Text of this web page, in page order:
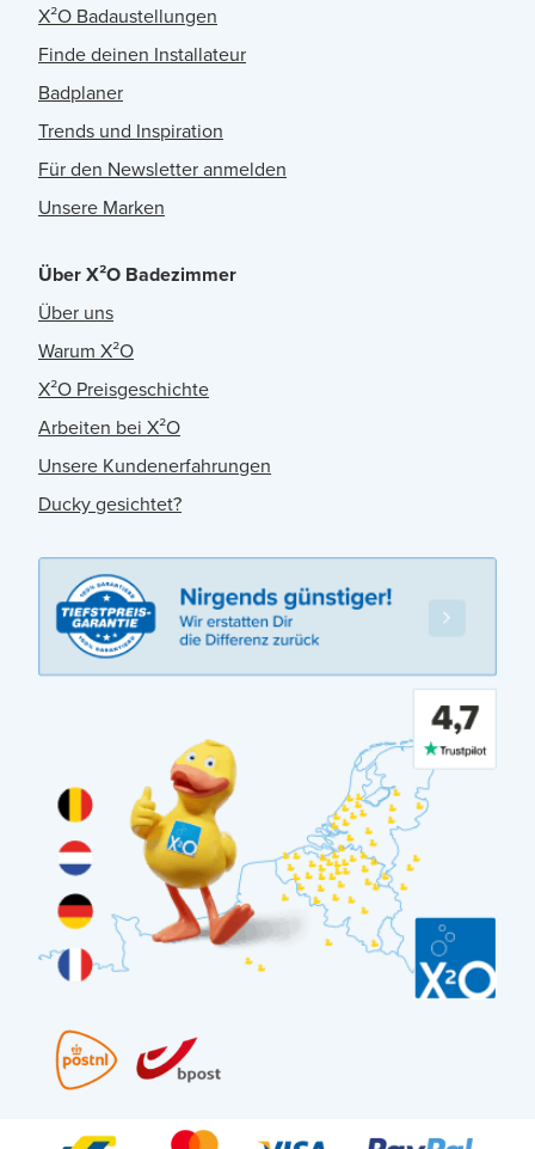
X²O Badaustellungen
Finde deinen Installateur
Badplaner
Trends und Inspiration
Für den Newsletter anmelden
Unsere Marken
Über X²O Badezimmer
Über uns
Warum X²O
X²O Preisgeschichte
Arbeiten bei X²O
Unsere Kundenerfahrungen
Ducky gesichtet?